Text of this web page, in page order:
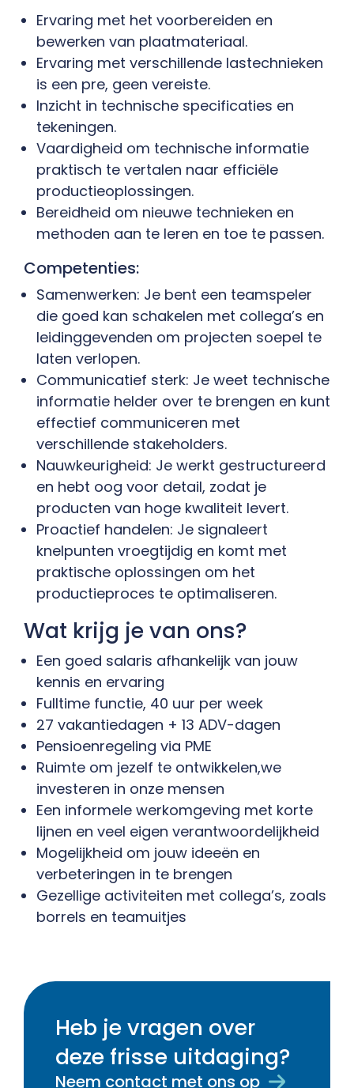
Ervaring met het voorbereiden en
bewerken van plaatmateriaal.
Ervaring met verschillende lastechnieken
is een pre, geen vereiste.
Inzicht in technische specificaties en
tekeningen.
Vaardigheid om technische informatie
praktisch te vertalen naar efficiële
productieoplossingen.
Bereidheid om nieuwe technieken en
methoden aan te leren en toe te passen.
Competenties:
Samenwerken: Je bent een teamspeler
die goed kan schakelen met collega’s en
leidinggevenden om projecten soepel te
laten verlopen.
Communicatief sterk: Je weet technische
informatie helder over te brengen en kunt
effectief communiceren met
verschillende stakeholders.
Nauwkeurigheid: Je werkt gestructureerd
en hebt oog voor detail, zodat je
producten van hoge kwaliteit levert.
Proactief handelen: Je signaleert
knelpunten vroegtijdig en komt met
praktische oplossingen om het
productieproces te optimaliseren.
Wat krijg je van ons?
Een goed salaris afhankelijk van jouw
kennis en ervaring
Fulltime functie, 40 uur per week
27 vakantiedagen + 13 ADV-dagen
Pensioenregeling via PME
Ruimte om jezelf te ontwikkelen,we
investeren in onze mensen
Een informele werkomgeving met korte
lijnen en veel eigen verantwoordelijkheid
Mogelijkheid om jouw ideeën en
verbeteringen in te brengen
Gezellige activiteiten met collega’s, zoals
borrels en teamuitjes
Heb je vragen over
deze frisse uitdaging?
Neem contact met ons op